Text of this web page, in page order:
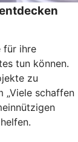
für ihre
tun können.
zu
schaffen